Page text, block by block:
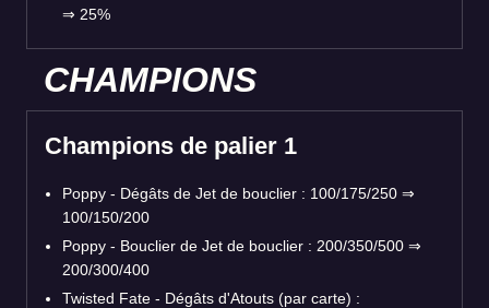
⇒ 25%
CHAMPIONS
Champions de palier 1
Poppy - Dégâts de Jet de bouclier : 100/175/250 ⇒
100/150/200
Poppy - Bouclier de Jet de bouclier : 200/350/500 ⇒
200/300/400
Twisted Fate - Dégâts d'Atouts (par carte) :